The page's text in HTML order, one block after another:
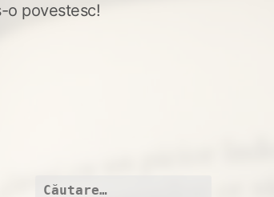
o povestesc!
Caută